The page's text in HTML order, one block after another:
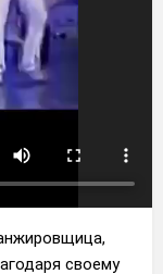
своему